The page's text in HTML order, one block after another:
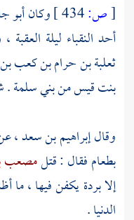
[ص: وكانأبو
أحد النقباء ليلة العقبة ،
ثعلبة بن حرام بن كعب
بنت قيسمنبني سلمة.
وقالإبراهيم بن سعد ،
بطعام فقال : قتلمصعب
إلا بردة يكفن فيها ، ما
الدنيا .